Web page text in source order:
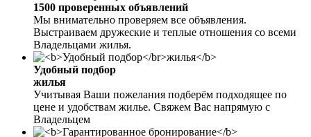
1500 проверенных объявлений
Мы внимательно проверяем все объявления.
Выстраиваем дружеские и теплые отношения со всеми
Владельцами жилья.
Удобный подбор
жилья
Учитывая Ваши пожелания подберём подходящее по
цене и удобствам жилье. Свяжем Вас напрямую с
Владельцем